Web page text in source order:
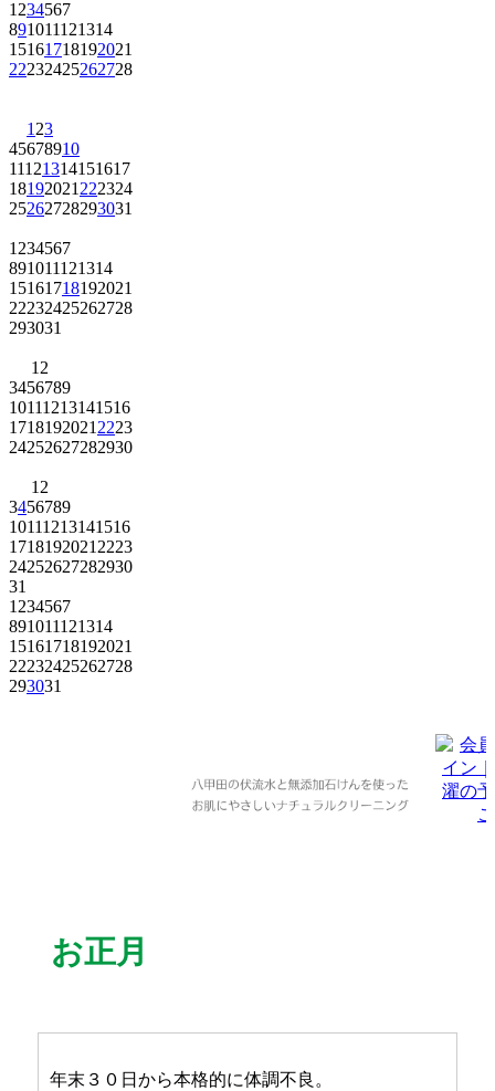
1 234567
891011121314
15161718192021
22232425262728
1 23
45678910
11121314151617
18192021 222324
25262728293031
1 234567
891011121314
15161718192021
22232425262728
293031
1 2
3456789
10111213141516
1718192021 2223
24252627282930
1 2
3456789
10111213141516
1718192021 2223
24252627282930
31
1 234567
891011121314
15161718192021
22232425262728
293031
お正月
年末３０日から本格的に体調不良。